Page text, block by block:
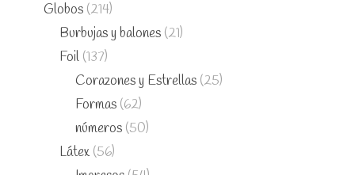
Globos (214)
Burbujas y balones (21)
Foil (137)
Corazones y Estrellas (25)
Formas (62)
números (50)
Látex (56)